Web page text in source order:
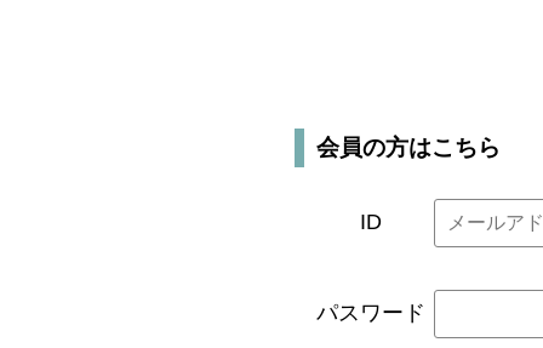
会員の方はこちら
ID
パスワード